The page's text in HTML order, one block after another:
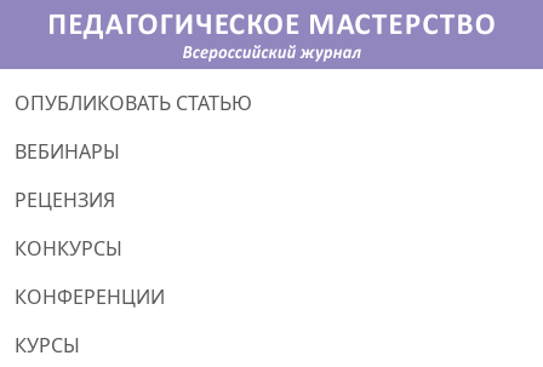
ОПУБЛИКОВАТЬ СТАТЬЮ
ВЕБИНАРЫ
РЕЦЕНЗИЯ
КОНКУРСЫ
КОНФЕРЕНЦИИ
КУРСЫ